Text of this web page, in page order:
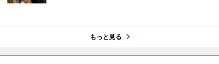
もっと見る